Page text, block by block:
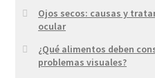
Ojos secos: causas y
ocular
¿Qué alimentos deben
problemas visuales?